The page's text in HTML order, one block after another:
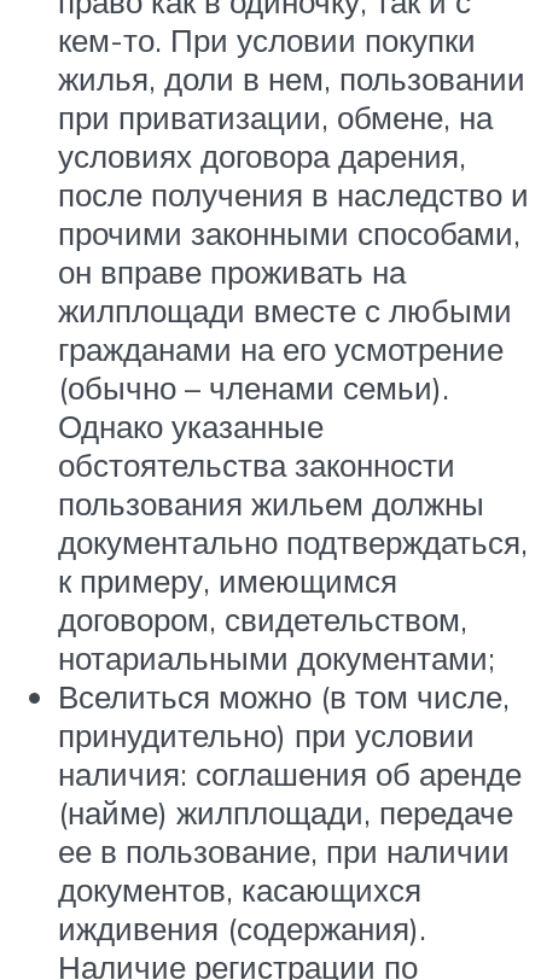
кем-то. При условии покупки
жилья, доли в нем, пользовании
при приватизации, обмене, на
условиях договора дарения,
после получения в наследство и
прочими законными способами,
он вправе проживать на
жилплощади вместе с любыми
гражданами на его усмотрение
(обычно – членами семьи).
Однако указанные
обстоятельства законности
пользования жильем должны
документально подтверждаться,
к примеру, имеющимся
договором, свидетельством,
нотариальными документами;
Вселиться можно (в том числе,
принудительно) при условии
наличия: соглашения об аренде
(найме) жилплощади, передаче
ее в пользование, при наличии
документов, касающихся
иждивения (содержания).
Наличие регистрации по